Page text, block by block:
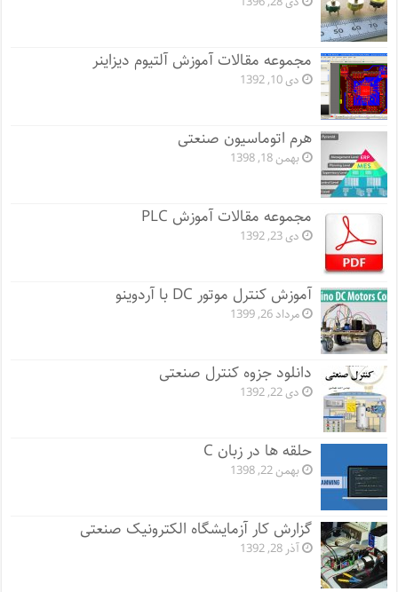
مجموعه مقالات آموزش آلتیوم دیزاینر
دی 10, 1392
هرم اتوماسیون صنعتی
بهمن 18, 1398
مجموعه مقالات آموزش PLC
دی 23, 1392
آموزش کنترل موتور DC با آردوینو
مرداد 26, 1399
دانلود جزوه کنترل صنعتی
دی 22, 1392
حلقه ها در زبان C
بهمن 22, 1398
گزارش کار آزمایشگاه الکترونیک صنعتی
آذر 28, 1392